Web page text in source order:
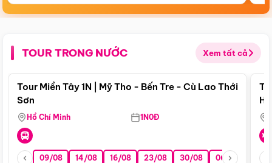
TOUR TRONG NƯỚC Xem tất cả
Điểm nổi bật
Tour Miền Tây 1N | Mỹ Tho - Bến Tre - Cù Lao Thới
Sơn
Hồ Chí Minh 1N0Đ
09/08 14/08 16/08 23/08 30/08 06/09 13/09